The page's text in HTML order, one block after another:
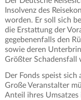
Insolvenz des
worden. Er soll sich
die Erstattung der
gegebenenfalls den
sowie deren
Größter Schadensfall
Der Fonds speist sich
Große Veranstalter
Anteil ihres Umsatzes